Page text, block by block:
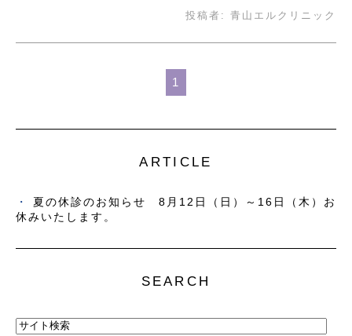
投稿者: 青山エルクリニック
1
ARTICLE
夏の休診のお知らせ 8月12日（日）～16日（木）お
休みいたします。
SEARCH